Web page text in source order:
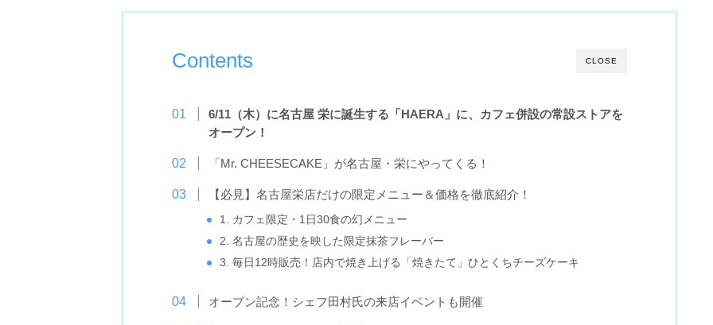
CLOSE
Contents
6/11（木）に名古屋 栄に誕生する「HAERA」に、カフェ併設の常設ストアを
オープン！
「Mr. CHEESECAKE」が名古屋・栄にやってくる！
【必見】名古屋栄店だけの限定メニュー＆価格を徹底紹介！
1. カフェ限定・1日30食の幻メニュー
2. 名古屋の歴史を映した限定抹茶フレーバー
3. 毎日12時販売！店内で焼き上げる「焼きたて」ひとくちチーズケーキ
オープン記念！シェフ田村氏の来店イベントも開催